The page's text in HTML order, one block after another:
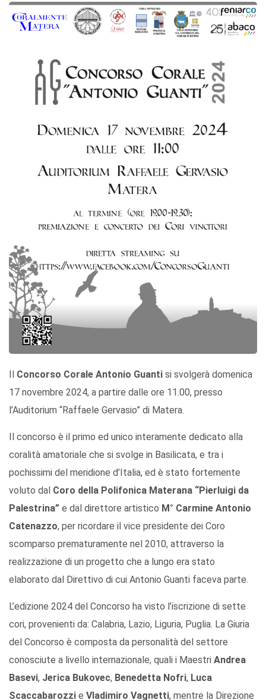
Il Concorso Corale Antonio Guanti si svolgerà domenica
17 novembre 2024, a partire dalle ore 11.00, presso
l’Auditorium “Raffaele Gervasio” di Matera.
Il concorso è il primo ed unico interamente dedicato alla
coralità amatoriale che si svolge in Basilicata, e tra i
pochissimi del meridione d’Italia, ed è stato fortemente
voluto dal Coro della Polifonica Materana “Pierluigi da
Palestrina” e dal direttore artistico M° Carmine Antonio
Catenazzo, per ricordare il vice presidente dei Coro
scomparso prematuramente nel 2010, attraverso la
realizzazione di un progetto che a lungo era stato
elaborato dal Direttivo di cui Antonio Guanti faceva parte.
L’edizione 2024 del Concorso ha visto l’iscrizione di sette
cori, provenienti da: Calabria, Lazio, Liguria, Puglia. La Giuria
del Concorso è composta da personalità del settore
conosciute a livello internazionale, quali i Maestri Andrea
Basevi, Jerica Bukovec, Benedetta Nofri, Luca
Scaccabarozzi e Vladimiro Vagnetti, mentre la Direzione